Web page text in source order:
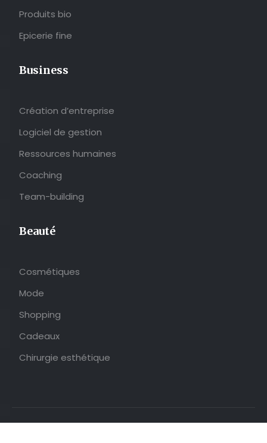
Produits bio
Epicerie fine
Business
Création d’entreprise
Logiciel de gestion
Ressources humaines
Coaching
Team-building
Beauté
Cosmétiques
Mode
Shopping
Cadeaux
Chirurgie esthétique